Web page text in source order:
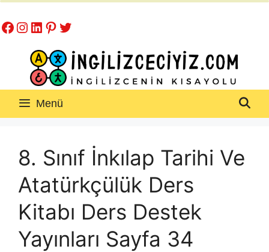
atla
Facebook
Instagram
LinkedIn
Pinterest
Twitter
Menü
8. Sınıf İnkılap Tarihi Ve
Atatürkçülük Ders
Kitabı Ders Destek
Yayınları Sayfa 34